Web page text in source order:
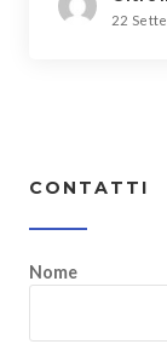
22
CONTATTI
Nome